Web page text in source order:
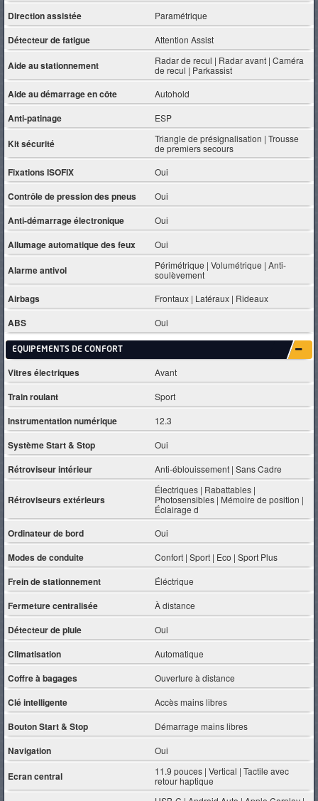
Direction assistée Paramétrique
Détecteur de fatigue Attention Assist
Aide au stationnement
Radar de recul | Radar avant | Caméra
de recul | Parkassist
Aide au démarrage en côte Autohold
Anti-patinage ESP
Kit sécurité
Triangle de présignalisation | Trousse
de premiers secours
Fixations ISOFIX Oui
Contrôle de pression des pneus Oui
Anti-démarrage électronique Oui
Allumage automatique des feux Oui
Alarme antivol
Périmétrique | Volumétrique | Anti-
soulèvement
Airbags Frontaux | Latéraux | Rideaux
ABS Oui
EQUIPEMENTS DE CONFORT
Vitres électriques Avant
Train roulant Sport
Instrumentation numérique 12.3
Système Start & Stop Oui
Rétroviseur intérieur Anti-éblouissement | Sans Cadre
Rétroviseurs extérieurs
Électriques | Rabattables |
Photosensibles | Mémoire de position |
Éclairage d
Ordinateur de bord Oui
Modes de conduite Confort | Sport | Eco | Sport Plus
Frein de stationnement Éléctrique
Fermeture centralisée À distance
Détecteur de pluie Oui
Climatisation Automatique
Coffre à bagages Ouverture à distance
Clé intelligente Accès mains libres
Bouton Start & Stop Démarrage mains libres
Navigation Oui
Ecran central
11.9 pouces | Vertical | Tactile avec
retour haptique